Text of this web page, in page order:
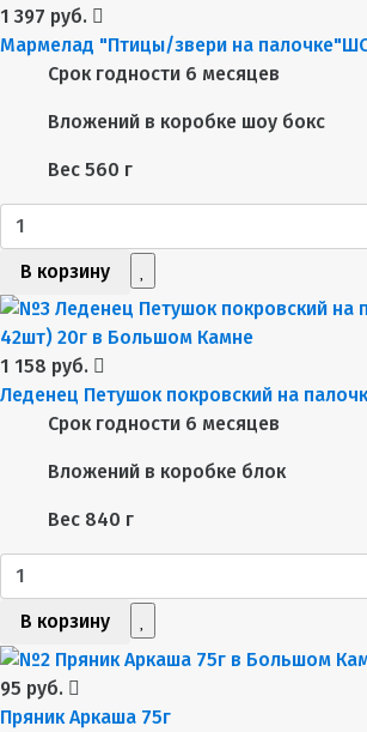
1 397 руб.
Мармелад "Птицы/звери на
Срок годности 6 месяцев
Вложений в коробке шоу бокс
Вес 560 г
В корзину
1 158 руб.
Леденец Петушок покровский на
Срок годности 6 месяцев
Вложений в коробке блок
Вес 840 г
В корзину
95 руб.
Пряник Аркаша 75г